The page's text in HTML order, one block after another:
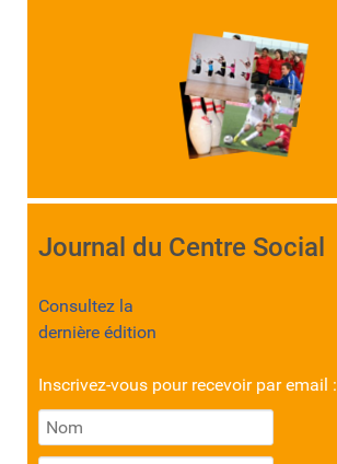
Journal du Centre Social
Consultez la
dernière édition
Inscrivez-vous pour recevoir par email :